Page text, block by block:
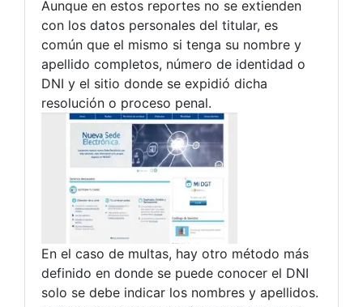
Aunque en estos reportes no se extienden
con los datos personales del titular, es
común que el mismo si tenga su nombre y
apellido completos, número de identidad o
DNI y el sitio donde se expidió dicha
resolución o proceso penal.
En el caso de multas, hay otro método más
definido en donde se puede conocer el DNI
solo se debe indicar los nombres y apellidos.